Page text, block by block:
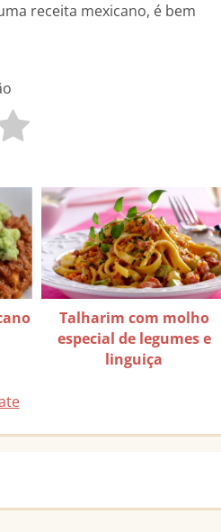
receita mexicano, é bem
Talharim com molho
especial de legumes e
linguiça